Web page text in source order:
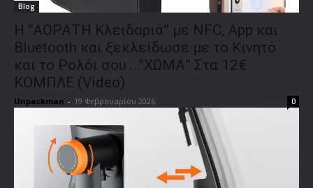
Blog
Η “ΑΟΡΑΤΗ Κλειδαριά” με NFC, Αpp και
Bluetooth και ξεκλείδωσε με το Κινητό
και το Ρολόι σου …”ΧΩΜΑ” Στα 12€
ΚΟΜΠΛΕ (Video)
Unpackman - 19 Φεβρουαρίου 2026 0